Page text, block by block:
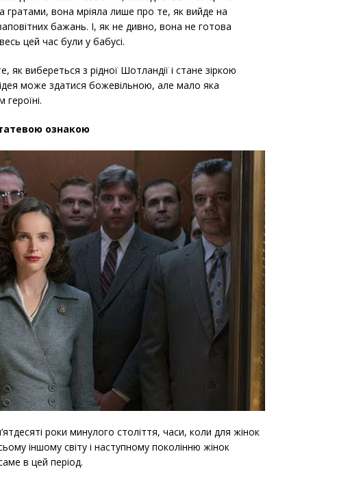
гратами, вона мріяла лише про те, як вийде на
бажань. І, як не дивно, вона не готова
цей час були у бабусі.
як вибереться з рідної Шотландії і стане зіркою
може здатися божевільною, але мало яка
ознакою
роки минулого століття, часи, коли для жінок
іншому світу і наступному поколінню жінок
в цей період.